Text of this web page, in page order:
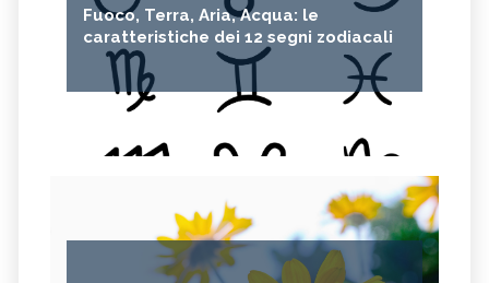
Fuoco, Terra, Aria, Acqua: le
caratteristiche dei 12 segni zodiacali